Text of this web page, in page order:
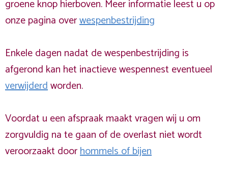
groene knop hierboven. Meer informatie leest u op
onze pagina overwespenbestrijding
Enkele dagen nadat de wespenbestrijding is
afgerond kan het inactieve wespennest eventueel
verwijderdworden.
Voordat u een afspraak maakt vragen wij u om
zorgvuldig na te gaan of de overlast niet wordt
veroorzaakt doorhommels of bijen